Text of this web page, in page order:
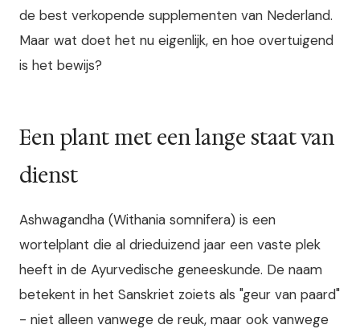
de best verkopende supplementen van Nederland.
Maar wat doet het nu eigenlijk, en hoe overtuigend
is het bewijs?
Een plant met een lange staat van
dienst
Ashwagandha (Withania somnifera) is een
wortelplant die al drieduizend jaar een vaste plek
heeft in de Ayurvedische geneeskunde. De naam
betekent in het Sanskriet zoiets als "geur van paard"
- niet alleen vanwege de reuk, maar ook vanwege